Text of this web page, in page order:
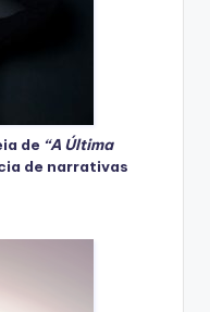
de “A Última
de narrativas